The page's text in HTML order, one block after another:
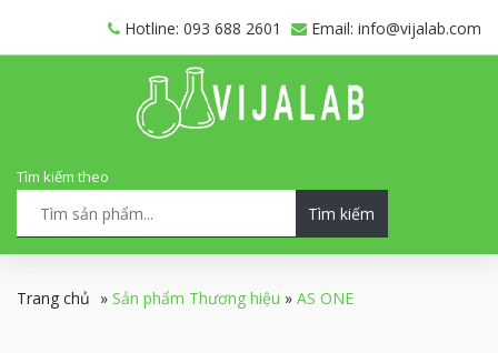
Hotline: 093 688 2601 Email: info@vijalab.com
Tìm kiếm theo
Tìm kiếm
Trang chủ » Sản phẩm Thương hiệu » AS ONE